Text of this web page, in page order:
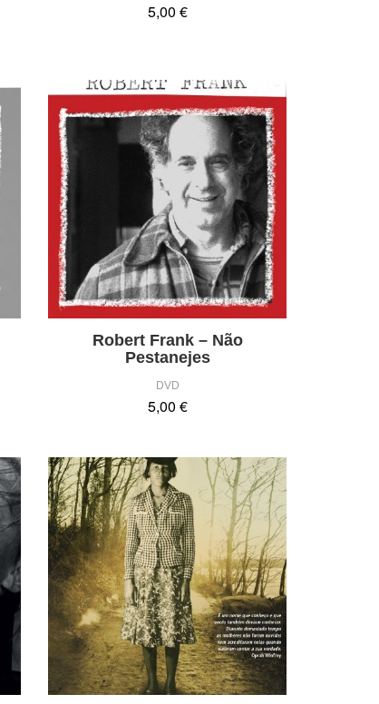
5,00 €
Robert Frank – Não
Pestanejes
DVD
5,00 €